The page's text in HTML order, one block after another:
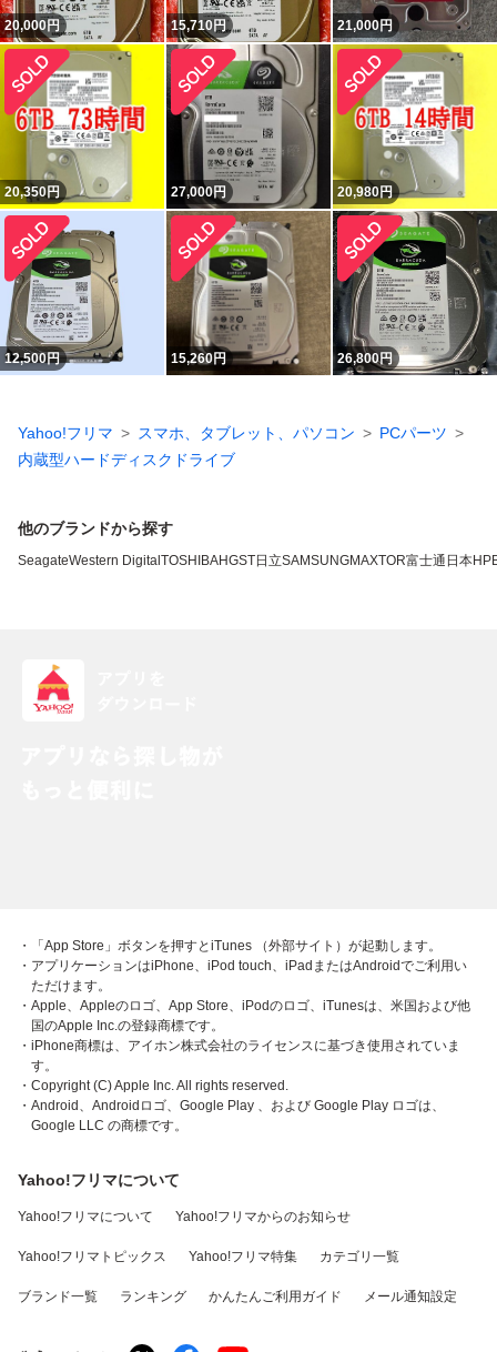
20,000円 15,710円 21,000円
20,350円 27,000円 20,980円
12,500円 15,260円 26,800円
Yahoo!フリマ スマホ、タブレット、パソコン
PCパーツ
内蔵型ハードディスクドライブ
他のブランドから探す
SeagateWestern Digital TOSHIBAHGST日立SAMSUNGMAXTOR富士通 日本HP
・「App Store」ボタンを押すとiTunes （外部サイト）が起動します。
・アプリケーションはiPhone、iPod touch、iPadまたはAndroidでご利用い
ただけます。
・Apple、Appleのロゴ、App Store、iPodのロゴ、iTunesは、米国および他
国のApple Inc.の登録商標です。
・iPhone商標は、アイホン株式会社のライセンスに基づき使用されていま
す。
・Copyright (C) Apple Inc. All rights reserved.
・Android、Androidロゴ、Google Play 、および Google Play ロゴは、
Google LLC の商標です。
Yahoo!フリマについて
Yahoo!フリマについて Yahoo!フリマからのお知らせ
Yahoo!フリマトピックス Yahoo!フリマ特集 カテゴリ一覧
ブランド一覧 ランキング かんたんご利用ガイド メール通知設定